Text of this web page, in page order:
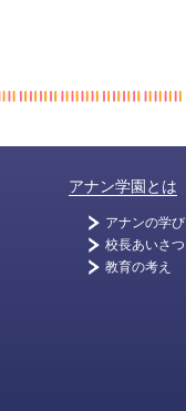
アナン学園とは
アナンの学び
校長あいさつ
教育の考え